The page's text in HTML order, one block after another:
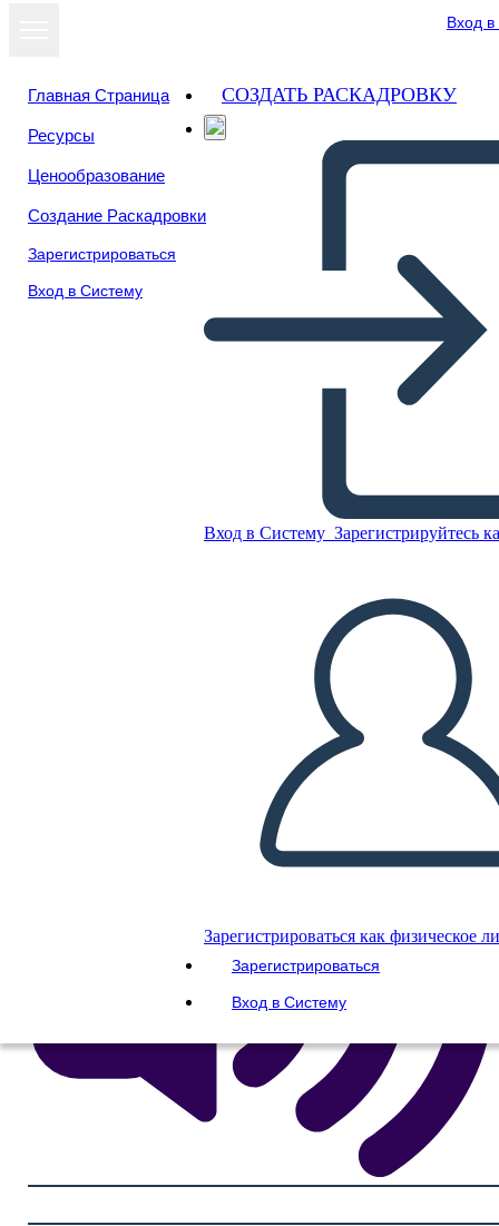
Вход
Главная Страница
Ресурсы
Ценообразование
Создание Раскадровки
Зарегистрироваться
Вход в Систему
СОЗДАТЬ РАСКАДРОВКУ
Вход в Систему Зарегистрируйтесь
Зарегистрироваться как физическое
Зарегистрироваться
Вход в Систему
Вычитание - Дроби
Скопируйте эту раскадровку
СОЗДАТЬ РАСКАДРОВКУ
ВОСПРОИЗВЕСТИ СЛАЙД-ШОУ
ПОЧИТАЙ МНЕ